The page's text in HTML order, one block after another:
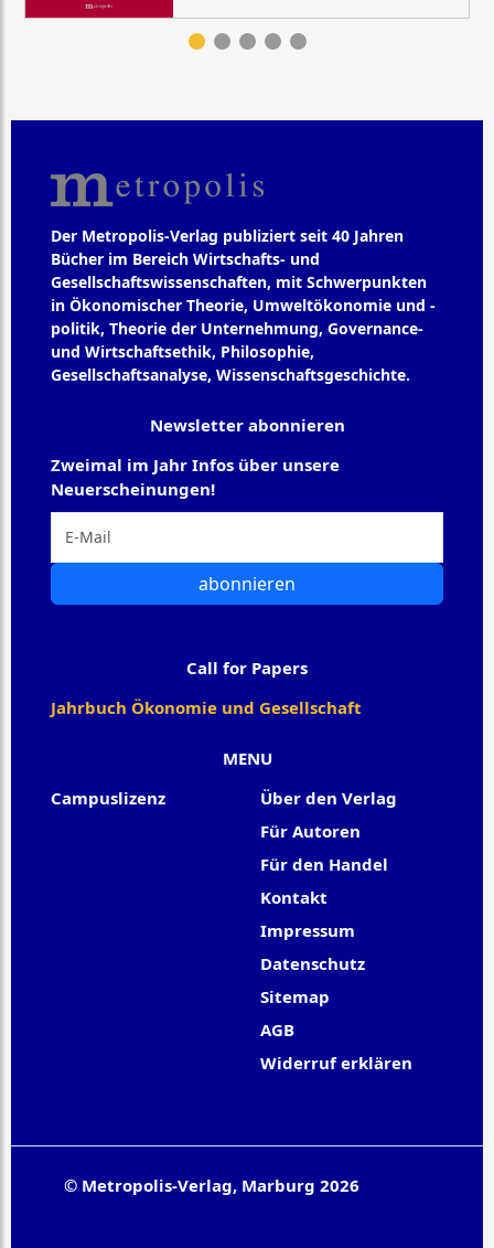
Der Metropolis-Verlag publiziert seit 40 Jahren
Bücher im Bereich Wirtschafts- und
Gesellschaftswissenschaften, mit Schwerpunkten
in Ökonomischer Theorie, Umweltökonomie und -
politik, Theorie der Unternehmung, Governance-
und Wirtschaftsethik, Philosophie,
Gesellschaftsanalyse, Wissenschaftsgeschichte.
MENU
Campuslizenz
Über den Verlag
Für Autoren
Für den Handel
Kontakt
Impressum
Datenschutz
Sitemap
AGB
Widerruf erklären
Newsletter abonnieren
Zweimal im Jahr Infos über unsere
Neuerscheinungen!
abonnieren
Call for Papers
Jahrbuch Ökonomie und Gesellschaft
© Metropolis-Verlag, Marburg 2026